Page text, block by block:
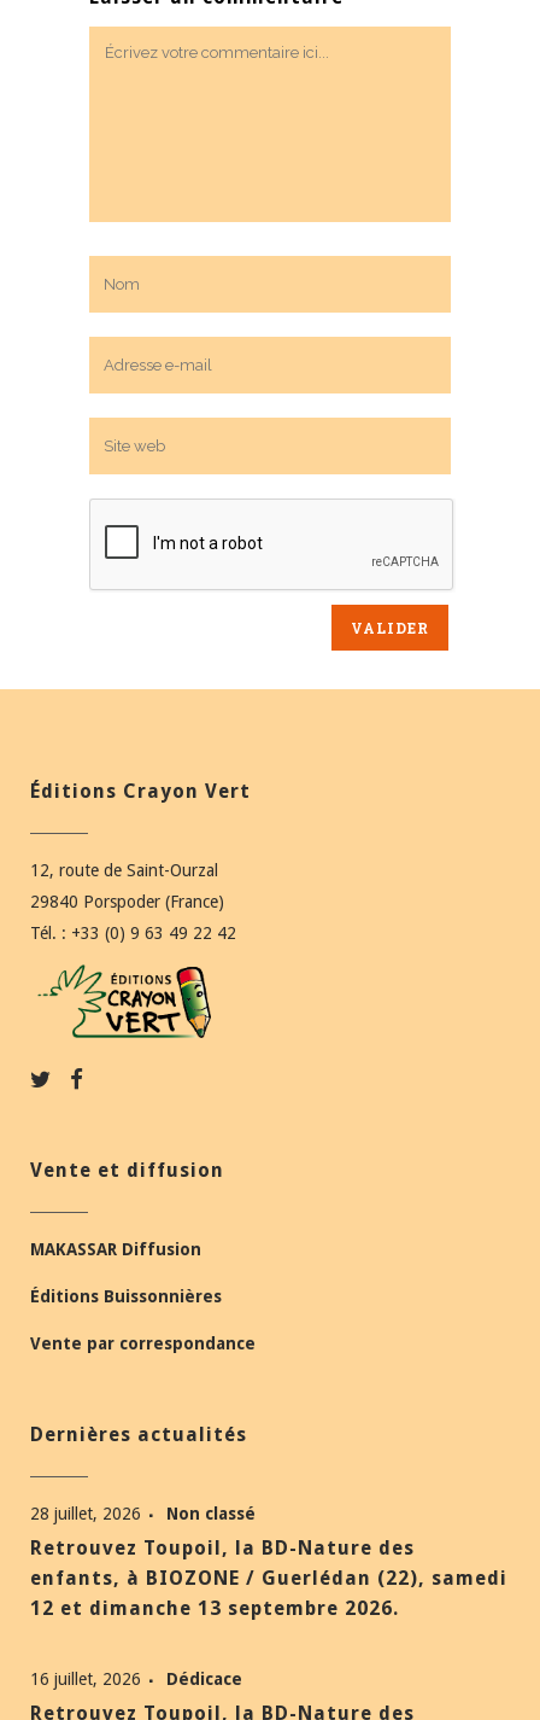
Éditions Crayon Vert
12, route de Saint-Ourzal
29840 Porspoder (France)
Tél. : +33 (0) 9 63 49 22 42
Vente et diffusion
MAKASSAR Diffusion
Éditions Buissonnières
Vente par correspondance
Dernières actualités
28 juillet, 2026 Non classé
Retrouvez Toupoil, la BD-Nature des
enfants, à BIOZONE / Guerlédan (22), samedi
12 et dimanche 13 septembre 2026.
16 juillet, 2026 Dédicace
Retrouvez Toupoil, la BD-Nature des